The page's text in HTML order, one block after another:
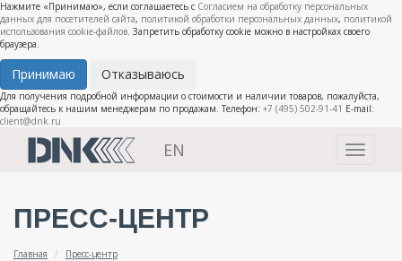
Нажмите «Принимаю», если соглашаетесь с Согласием на обработку персональных
данных для посетителей сайта, политикой обработки персональных данных, политикой
использования cookie-файлов. Запретить обработку cookie можно в настройках своего
браузера.
Принимаю Отказываюсь
Для получения подробной информации о стоимости и наличии товаров, пожалуйста,
обращайтесь к нашим менеджерам по продажам. Телефон: +7 (495) 502-91-41 E-mail:
client@dnk.ru
Toggle
EN
ПРЕСС-ЦЕНТР
Главная Пресс-центр